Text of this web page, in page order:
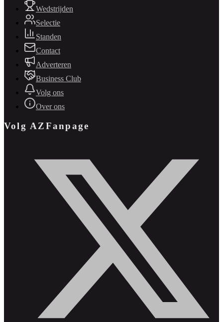
Wedstrijden
Selectie
Standen
Contact
Adverteren
Business Club
Volg ons
Over ons
Volg AZFanpage